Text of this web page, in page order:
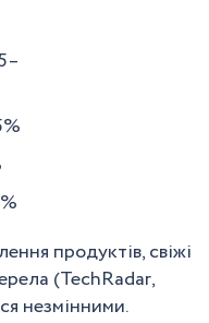
продуктів, свіжі
(TechRadar,
незмінними.